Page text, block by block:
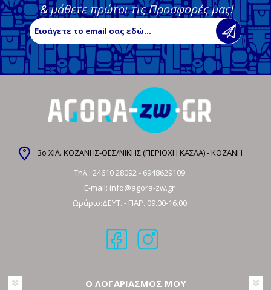
& μάθετε πρώτοι τις Προσφορές μας!
3ο ΧΙΛ. ΚΟΖΑΝΗΣ-ΘΕΣ/ΝΙΚΗΣ (ΠΕΡΙΟΧΗ ΚΑΣΛΑ) - ΚΟΖΑΝΗ
Τηλ.: 24610 28092- 6948629109
E-mail: info@agora-zw.gr
Ωράριο:ΔΕΥΤ. - ΠΑΡ. 09.00-16.00
Ο ΛΟΓΑΡΙΑΣΜΟΣ ΜΟΥ